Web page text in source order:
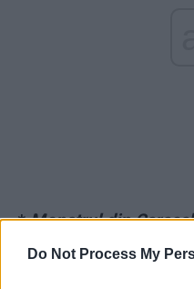
Do Not Process My
*Monstrul din
grozăvii. E bănuit că